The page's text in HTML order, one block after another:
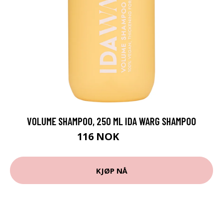
VOLUME SHAMPOO, 250 ML IDA WARG SHAMPOO
116 NOK
KJØP NÅ